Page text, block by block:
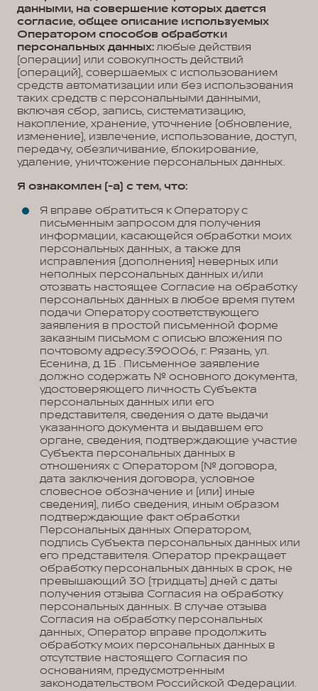
данными, на совершение которых дается
согласие, общее описание используемых
Оператором способов обработки
персональных данных: любые действия
(операции) или совокупность действий
(операций), совершаемых с использованием
средств автоматизации или без использования
таких средств с персональными данными,
включая сбор, запись, систематизацию,
накопление, хранение, уточнение (обновление,
изменение), извлечение, использование, доступ,
передачу, обезличивание, блокирование,
удаление, уничтожение персональных данных.
Я ознакомлен (-а) с тем, что:
Я вправе обратиться к Оператору с
письменным запросом для получения
информации, касающейся обработки моих
персональных данных, а также для
исправления (дополнения) неверных или
неполных персональных данных и/или
отозвать настоящее Согласие на обработку
персональных данных в любое время путем
подачи Оператору соответствующего
заявления в простой письменной форме
заказным письмом с описью вложения по
почтовому адресу:390006, г. Рязань, ул.
Есенина, д. 1Б . Письменное заявление
должно содержать № основного документа,
удостоверяющего личность Субъекта
персональных данных или его
представителя, сведения о дате выдачи
указанного документа и выдавшем его
органе, сведения, подтверждающие участие
Субъекта персональных данных в
отношениях с Оператором (№ договора,
дата заключения договора, условное
словесное обозначение и (или) иные
сведения), либо сведения, иным образом
подтверждающие факт обработки
Персональных данных Оператором,
подпись Субъекта персональных данных или
его представителя. Оператор прекращает
обработку персональных данных в срок, не
превышающий 30 (тридцать) дней с даты
получения отзыва Согласия на обработку
персональных данных. В случае отзыва
Согласия на обработку персональных
данных, Оператор вправе продолжить
обработку моих персональных данных в
отсутствие настоящего Согласия по
основаниям, предусмотренным
законодательством Российской Федерации.